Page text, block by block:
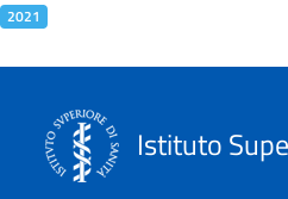
2021
Istituto